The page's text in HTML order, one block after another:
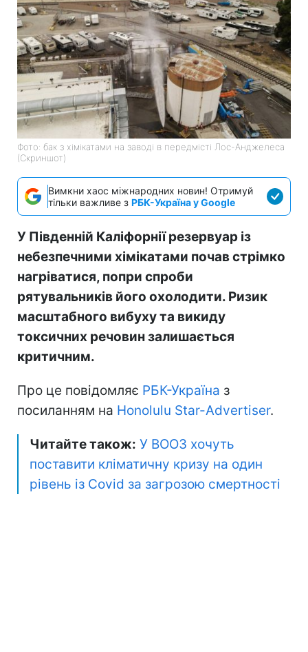
Фото: бак з хімікатами на заводі в передмісті Лос-Анджелеса
(Скриншот)
Вимкни хаос міжнародних новин! Отримуй
тільки важливе з РБК-Україна у Google
У Південній Каліфорнії резервуар із
небезпечними хімікатами почав стрімко
нагріватися, попри спроби
рятувальників його охолодити. Ризик
масштабного вибуху та викиду
токсичних речовин залишається
критичним.
Про це повідомляє РБК-Україна з
посиланням на Honolulu Star-Advertiser.
Читайте також: У ВООЗ хочуть
поставити кліматичну кризу на один
рівень із Covid за загрозою смертності